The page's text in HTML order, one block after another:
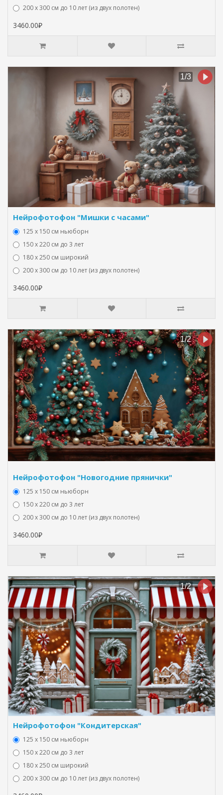
200 х 300 см до 10 лет (из двух полотен)
3460.00₽
Нейрофотофон "Мишки с часами"
125 x 150 см ньюборн
150 х 220 см до 3 лет
180 х 250 см широкий
200 х 300 см до 10 лет (из двух полотен)
3460.00₽
Нейрофотофон "Новогодние прянички"
125 x 150 см ньюборн
150 х 220 см до 3 лет
200 х 300 см до 10 лет (из двух полотен)
3460.00₽
Нейрофотофон "Кондитерская"
125 x 150 см ньюборн
150 х 220 см до 3 лет
180 х 250 см широкий
200 х 300 см до 10 лет (из двух полотен)